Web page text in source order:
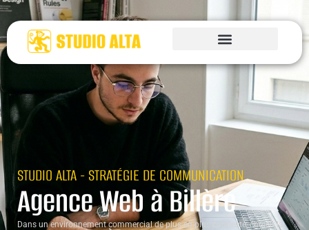
STUDIO ALTA - STRATÉGIE DE COMMUNICATION
Agence Web à Billère
Dans un environnement commercial de plus en plus connecté, choisir la